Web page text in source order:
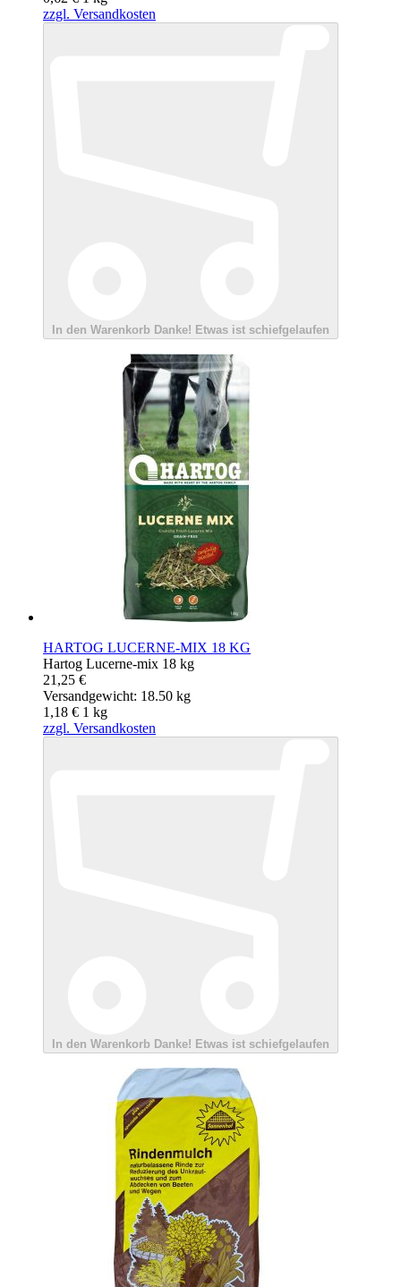
zzgl. Versandkosten
In den Warenkorb Danke! Etwas ist schiefgelaufen
HARTOG LUCERNE-MIX 18 KG
Hartog Lucerne-mix 18 kg
21,25 €
Versandgewicht: 18.50 kg
1,18 € 1 kg
zzgl. Versandkosten
In den Warenkorb Danke! Etwas ist schiefgelaufen